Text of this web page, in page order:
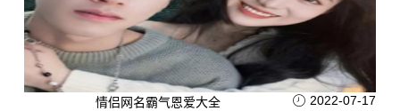
情侣网名霸气恩爱大全 2022-07-17